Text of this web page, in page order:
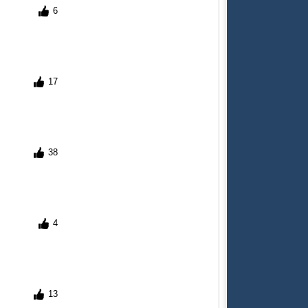
6
17
38
4
13